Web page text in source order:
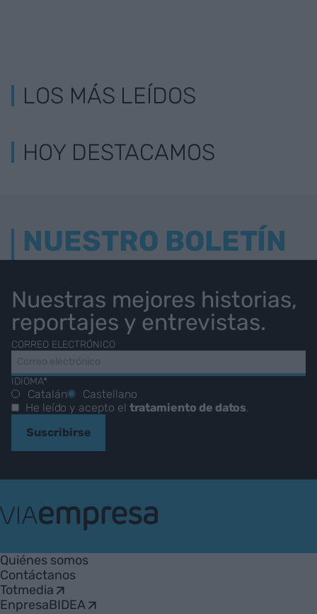
LOS MÁS LEÍDOS
HOY DESTACAMOS
NUESTRO BOLETÍN
Nuestras mejores historias,
reportajes y entrevistas.
CORREO ELECTRÓNICO
IDIOMA*
Catalán
Castellano
He leído y acepto el tratamiento de datos.
Suscribirse
Empresa
Quiénes somos
Contáctanos
Totmedia
EnpresaBIDEA